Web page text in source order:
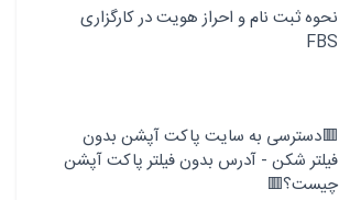
نحوه ثبت نام و احراز هویت در کارگزاری
FBS
🟥دسترسی به سایت پاکت آپشن بدون
فیلتر شکن - آدرس بدون فیلتر پاکت آپشن
چیست؟🟥